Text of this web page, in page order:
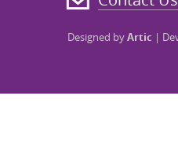
Designed byArtic |